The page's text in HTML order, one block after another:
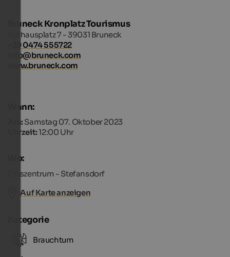
Bruneck Kronplatz Tourismus
Rathausplatz 7 - 39031 Bruneck
+39 0474 555722
info@bruneck.com
www.bruneck.com
Wann:
Am:Samstag 07. Oktober 2023
Uhrzeit:12:00 Uhr
Wo:
Ortszentrum - Stefansdorf
Auf Karte anzeigen
Kategorie
Brauchtum